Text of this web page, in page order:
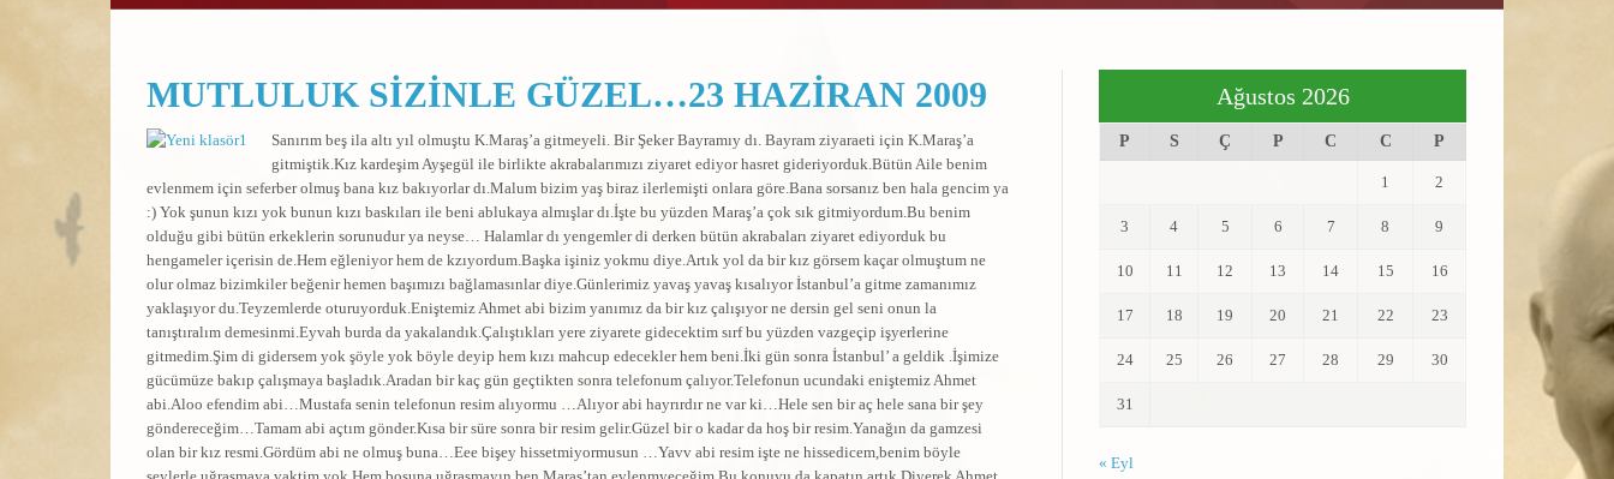
MUTLULUK SİZİNLE GÜZEL…23 HAZİRAN 2009
Sanırım beş ila altı yıl olmuştu K.Maraş’a gitmeyeli. Bir Şeker Bayramıy dı. Bayram ziyaraeti için K.Maraş’a
gitmiştik.Kız kardeşim Ayşegül ile birlikte akrabalarımızı ziyaret ediyor hasret gideriyorduk.Bütün Aile benim
evlenmem için seferber olmuş bana kız bakıyorlar dı.Malum bizim yaş biraz ilerlemişti onlara göre.Bana sorsanız ben hala gencim ya
:) Yok şunun kızı yok bunun kızı baskıları ile beni ablukaya almışlar dı.İşte bu yüzden Maraş’a çok sık gitmiyordum.Bu benim
olduğu gibi bütün erkeklerin sorunudur ya neyse… Halamlar dı yengemler di derken bütün akrabaları ziyaret ediyorduk bu
hengameler içerisin de.Hem eğleniyor hem de kzıyordum.Başka işiniz yokmu diye.Artık yol da bir kız görsem kaçar olmuştum ne
olur olmaz bizimkiler beğenir hemen başımızı bağlamasınlar diye.Günlerimiz yavaş yavaş kısalıyor İstanbul’a gitme zamanımız
yaklaşıyor du.Teyzemlerde oturuyorduk.Eniştemiz Ahmet abi bizim yanımız da bir kız çalışıyor ne dersin gel seni onun la
tanıştıralım demesinmi.Eyvah burda da yakalandık.Çalıştıkları yere ziyarete gidecektim sırf bu yüzden vazgeçip işyerlerine
gitmedim.Şim di gidersem yok şöyle yok böyle deyip hem kızı mahcup edecekler hem beni.İki gün sonra İstanbul’ a geldik .İşimize
gücümüze bakıp çalışmaya başladık.Aradan bir kaç gün geçtikten sonra telefonum çalıyor.Telefonun ucundaki eniştemiz Ahmet
abi.Aloo efendim abi…Mustafa senin telefonun resim alıyormu …Alıyor abi hayrırdır ne var ki…Hele sen bir aç hele sana bir şey
göndereceğim…Tamam abi açtım gönder.Kısa bir süre sonra bir resim gelir.Güzel bir o kadar da hoş bir resim.Yanağın da gamzesi
olan bir kız resmi.Gördüm abi ne olmuş buna…Eee bişey hissetmiyormusun …Yavv abi resim işte ne hissedicem,benim böyle
Ağustos 2026
P S Ç P C C P
1 2
3 4 5 6 7 8 9
10 11 12 13 14 15 16
17 18 19 20 21 22 23
24 25 26 27 28 29 30
31
« Eyl